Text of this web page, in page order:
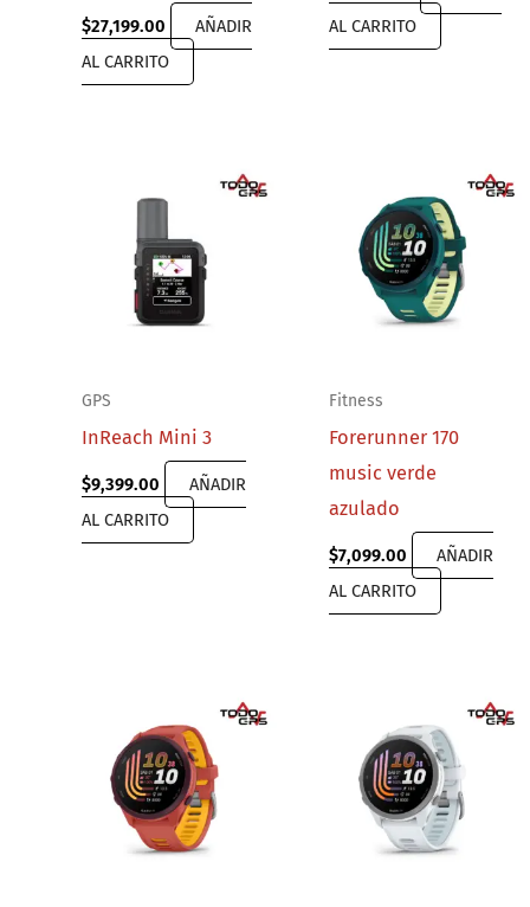
$27,199.00
AÑADIR
AL CARRITO
AL CARRITO
GPS
InReach Mini 3
$9,399.00
AÑADIR
AL CARRITO
Fitness
Forerunner 170
music verde
azulado
$7,099.00
AÑADIR
AL CARRITO